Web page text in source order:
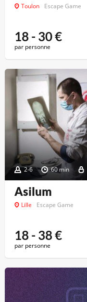
Toulon Escape Game
18 - 30€
par personne
2-6 60 min
Asilum
Lille Escape Game
18 - 38€
par personne